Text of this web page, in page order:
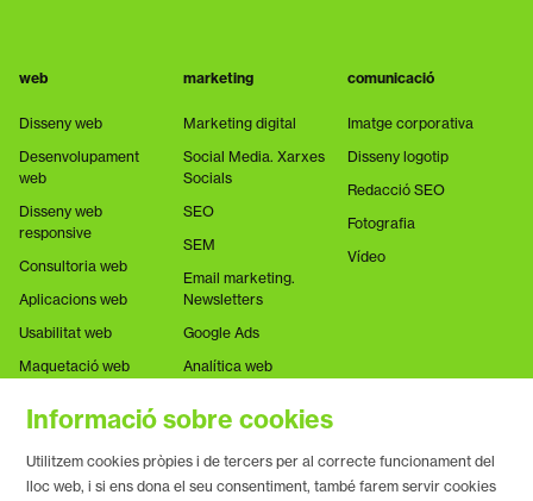
web
Disseny web
Desenvolupament
web
Disseny web
responsive
Consultoria web
Aplicacions web
Usabilitat web
Maquetació web
marketing
Marketing digital
Social Media. Xarxes
Socials
SEO
SEM
Email marketing.
Newsletters
Google Ads
Analítica web
comunicació
Imatge corporativa
Disseny logotip
Redacció SEO
Fotografia
Vídeo
Informació sobre cookies
Utilitzem cookies pròpies i de tercers per al correcte funcionament del
lloc web, i si ens dona el seu consentiment, també farem servir cookies